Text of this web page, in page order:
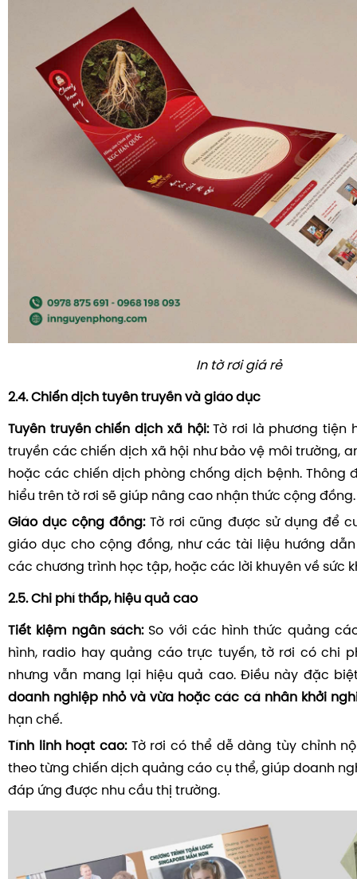
In tờ rơi giá rẻ
2.4. Chiến dịch tuyên truyền và giáo dục
Tuyên truyền chiến dịch xã hội:Tờ rơi là phương tiện
truyền các chiến dịch xã hội như bảo vệ môi trường,
hoặc các chiến dịch phòng chống dịch bệnh. Thông
hiểu trên tờ rơi sẽ giúp nâng cao nhận thức cộng đồng.
Giáo dục cộng đồng:Tờ rơi cũng được sử dụng để
giáo dục cho cộng đồng, như các tài liệu hướng
các chương trình học tập, hoặc các lời khuyên về sức
2.5. Chi phí thấp, hiệu quả cao
Tiết kiệm ngân sách: So với các hình thức quảng
hình, radio hay quảng cáo trực tuyến, tờ rơi có chi
nhưng vẫn mang lại hiệu quả cao. Điều này đặc
doanh nghiệp nhỏ và vừa hoặc các cá nhân khởi
hạn chế.
Tính linh hoạt cao:Tờ rơi có thể dễ dàng tùy chỉnh
theo từng chiến dịch quảng cáo cụ thể, giúp doanh
đáp ứng được nhu cầu thị trường.